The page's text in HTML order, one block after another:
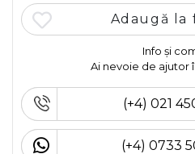
Adaugă la
Info și
Ai nevoie de ajutor
(+4) 021
(+4) 0733